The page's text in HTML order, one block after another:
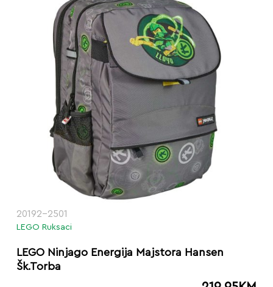
20192-2501
LEGO Ruksaci
LEGO Ninjago Energija Majstora Hansen
Šk.Torba